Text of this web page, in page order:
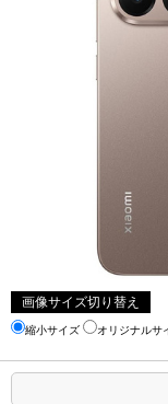
画像サイズ切り替え
縮小サイズ オリジナルサ